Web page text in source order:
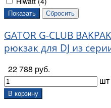
GATOR G-CLUB
рюкзак для DJ из
22 788 руб.
шт
В корзину